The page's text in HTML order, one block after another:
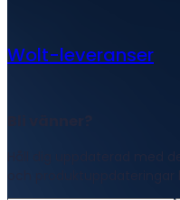
Wolt-leveranser